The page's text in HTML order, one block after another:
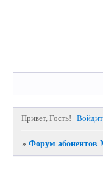
Привет, Гость!
»Форум